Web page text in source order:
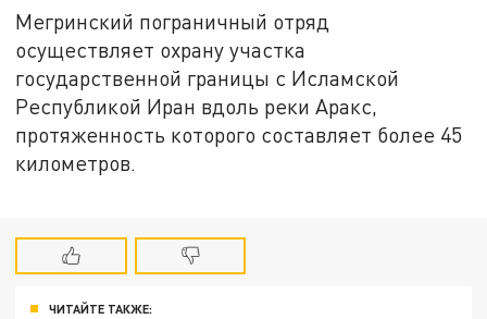
Мегринский пограничный отряд
осуществляет охрану участка
государственной границы с Исламской
Республикой Иран вдоль реки Аракс,
протяженность которого составляет более 45
километров.
ЧИТАЙТЕ ТАКЖЕ: